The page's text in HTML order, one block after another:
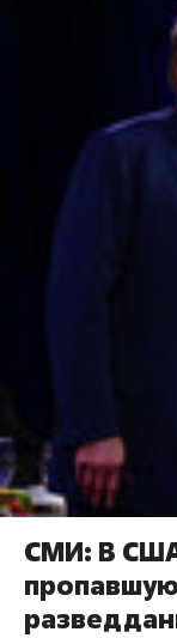
СМИ: В